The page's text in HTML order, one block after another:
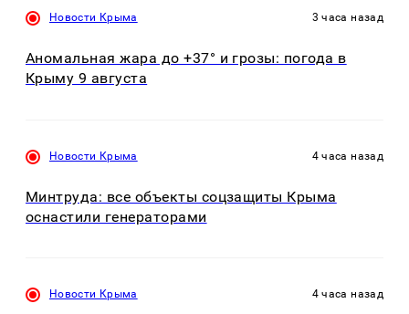
Новости Крыма 3 часа назад
Аномальная жара до +37° и грозы: погода в
Крыму 9 августа
Новости Крыма 4 часа назад
Минтруда: все объекты соцзащиты Крыма
оснастили генераторами
Новости Крыма 4 часа назад